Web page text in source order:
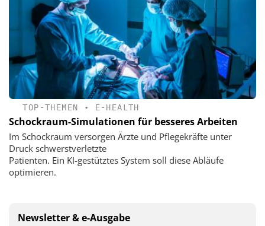
TOP-THEMEN • E-HEALTH
Schockraum-Simulationen für besseres Arbeiten
Im Schockraum versorgen Ärzte und Pflegekräfte unter
Druck schwerstverletzte
Patienten. Ein KI-gestütztes System soll diese Abläufe
optimieren.
Newsletter & e-Ausgabe